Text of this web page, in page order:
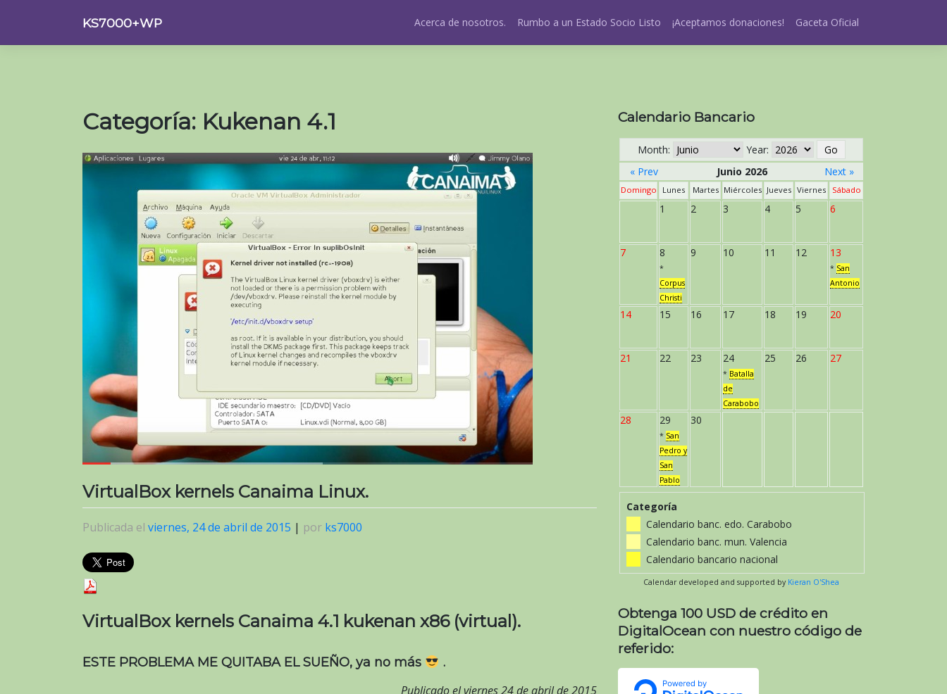
contenido
KS7000+WP Acerca de nosotros. Rumbo a un Estado Socio Listo ¡Aceptamos donaciones! Gaceta Oficial
Categoría: Kukenan 4.1
VirtualBox kernels Canaima Linux.
Publicada el viernes, 24 de abril de 2015 | por ks7000
VirtualBox kernels Canaima 4.1 kukenan x86 (virtual).
ESTE PROBLEMA ME QUITABA EL SUEÑO, ya no más
.
Publicado el viernes 24 de abril de 2015
Calendario Bancario
Month:
Year:
« Prev
Junio 2026 Next »
Domingo Lunes Martes Miércoles Jueves Viernes Sábado
1 2 3 4 5 6
7 8
*
Corpus
Christi
9 10 11 12 13
* San
Antonio
14 15 16 17 18 19 20
21 22 23 24
* Batalla
de
Carabobo
25 26 27
28 29
* San
Pedro y
San
Pablo
30
Categoría
Calendario banc. edo. Carabobo
Calendario banc. mun. Valencia
Calendario bancario nacional
Calendar developed and supported by Kieran O'Shea
Obtenga 100 USD de crédito en
DigitalOcean con nuestro código de
referido: